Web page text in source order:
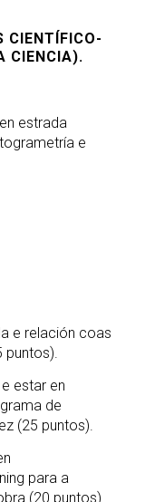
CIENTÍFICO-
CIENCIA).
estrada
e
e relación coas
puntos).
estar en
de
(25 puntos).
para a
(20 puntos).